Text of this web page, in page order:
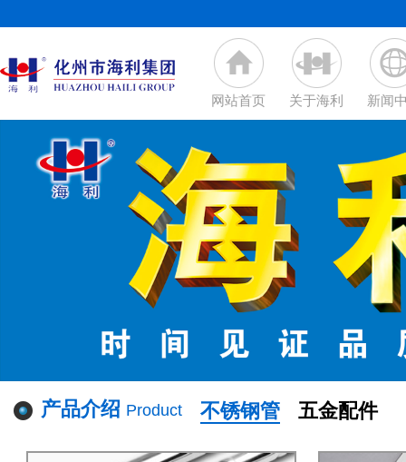
网站首页 关于海利 新闻
产品介绍 Product 不锈钢管 五金配件